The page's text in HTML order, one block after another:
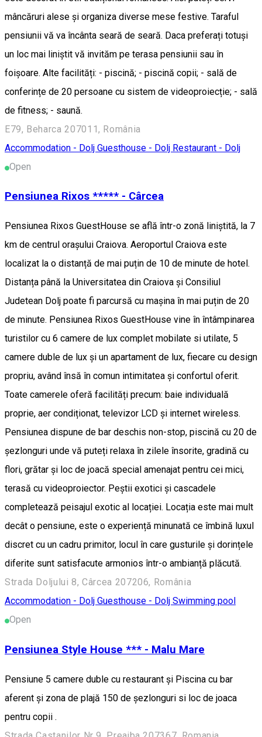
mâncăruri alese și organiza diverse mese festive. Taraful
pensiunii vă va încânta seară de seară. Daca preferați totuși
un loc mai liniștit vă invităm pe terasa pensiunii sau în
foișoare. Alte facilități: - piscină; - piscină copii; - sală de
conferințe de 20 persoane cu sistem de videoproiecție; - sală
de fitness; - saună.
E79, Beharca 207011, România
Accommodation - Dolj Guesthouse - Dolj Restaurant - Dolj
Open
Pensiunea Rixos ***** - Cârcea
Pensiunea Rixos GuestHouse se află într-o zonă liniștită, la 7
km de centrul orașului Craiova. Aeroportul Craiova este
localizat la o distanță de mai puțin de 10 de minute de hotel.
Distanța până la Universitatea din Craiova și Consiliul
Judetean Dolj poate fi parcursă cu mașina în mai puțin de 20
de minute. Pensiunea Rixos GuestHouse vine în întâmpinarea
turistilor cu 6 camere de lux complet mobilate si utilate, 5
camere duble de lux și un apartament de lux, fiecare cu design
propriu, având însă în comun intimitatea și confortul oferit.
Toate camerele oferă facilități precum: baie individuală
proprie, aer condiționat, televizor LCD și internet wireless.
Pensiunea dispune de bar deschis non-stop, piscină cu 20 de
șezlonguri unde vă puteți relaxa în zilele însorite, gradină cu
flori, grătar și loc de joacă special amenajat pentru cei mici,
terasă cu videoproiector. Peștii exotici și cascadele
completează peisajul exotic al locației. Locația este mai mult
decât o pensiune, este o experiență minunată ce îmbină luxul
discret cu un cadru primitor, locul în care gusturile și dorințele
diferite sunt satisfacute armonios într-o ambianță plăcută.
Strada Doljului 8, Cârcea 207206, România
Accommodation - Dolj Guesthouse - Dolj Swimming pool
Open
Pensiunea Style House *** - Malu Mare
Pensiune 5 camere duble cu restaurant și Piscina cu bar
aferent și zona de plajă 150 de șezlonguri si loc de joaca
pentru copii .